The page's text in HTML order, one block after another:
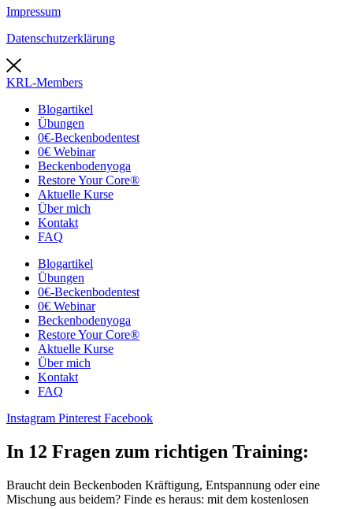
Impressum
Datenschutzerklärung
KRL-Members
Blogartikel
Übungen
0€-Beckenbodentest
0€ Webinar
Beckenbodenyoga
Restore Your Core®
Aktuelle Kurse
Über mich
Kontakt
FAQ
Blogartikel
Übungen
0€-Beckenbodentest
0€ Webinar
Beckenbodenyoga
Restore Your Core®
Aktuelle Kurse
Über mich
Kontakt
FAQ
Instagram Pinterest Facebook
In 12 Fragen zum richtigen Training:
Braucht dein Beckenboden Kräftigung, Entspannung oder eine
Mischung aus beidem? Finde es heraus: mit dem kostenlosen